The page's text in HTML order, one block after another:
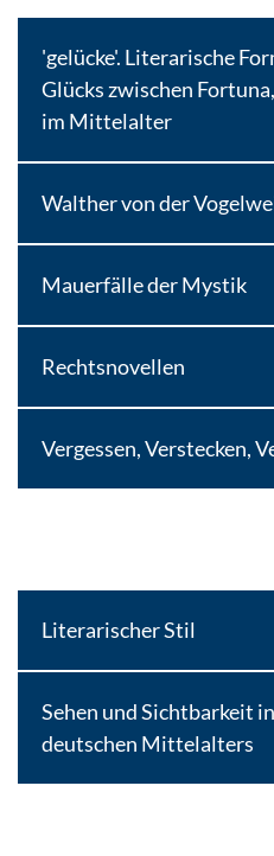
'gelücke'. Literarische
Glücks zwischen
im Mittelalter
Walther von der
Mauerfälle der Mystik
Rechtsnovellen
Vergessen, Verstecken,
Literarischer Stil
Sehen und Sichtbarkeit
deutschen Mittelalters